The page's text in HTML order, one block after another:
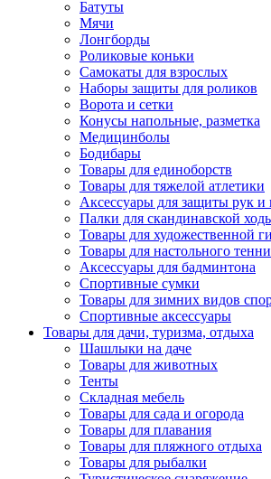
Батуты
Мячи
Лонгборды
Роликовые коньки
Самокаты для взрослых
Наборы защиты для роликов
Ворота и сетки
Конусы напольные, разметка
Медицинболы
Бодибары
Товары для единоборств
Товары для тяжелой атлетики
Аксессуары для защиты рук и
Палки для скандинавской
Товары для художественной
Товары для настольного
Аксессуары для бадминтона
Спортивные сумки
Товары для зимних видов
Спортивные аксессуары
Товары для дачи, туризма, отдыха
Шашлыки на даче
Товары для животных
Тенты
Складная мебель
Товары для сада и огорода
Товары для плавания
Товары для пляжного отдыха
Товары для рыбалки